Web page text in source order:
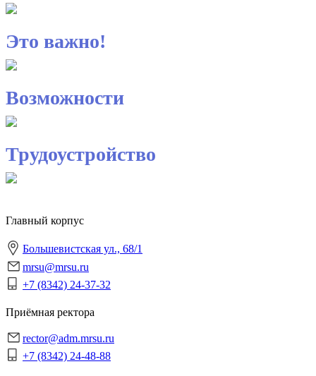
Это важно!
Возможности
Трудоустройство
Главный корпус
Большевистская ул., 68/1
mrsu@mrsu.ru
+7 (8342) 24-37-32
Приёмная ректора
rector@adm.mrsu.ru
+7 (8342) 24-48-88